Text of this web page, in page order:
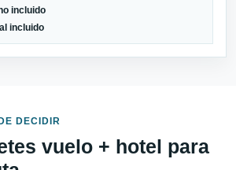
incluido
incluido
DECIDIR
vuelo + hotel para